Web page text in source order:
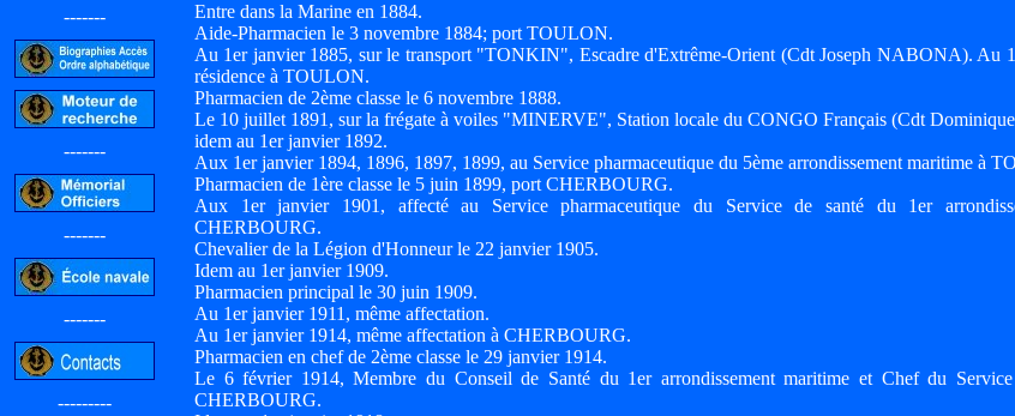
-------
-------
-------
-------
---------
Entre dans la Marine en 1884.
Aide-Pharmacien le 3 novembre 1884; port TOULON.
Au 1er janvier 1885, sur le transport "TONKIN", Escadre d'Extrême-Orient (Cdt Joseph NABONA). Au
résidence à TOULON.
Pharmacien de 2ème classe le 6 novembre 1888.
Le 10 juillet 1891, sur la frégate à voiles "MINERVE", Station locale du CONGO Français (Cdt
idem au 1er janvier 1892.
Aux 1er janvier 1894, 1896, 1897, 1899, au Service pharmaceutique du 5ème arrondissement maritime à
Pharmacien de 1ère classe le 5 juin 1899, port CHERBOURG.
Aux 1er janvier 1901, affecté au Service pharmaceutique du Service de santé du 1er
CHERBOURG.
Chevalier de la Légion d'Honneur le 22 janvier 1905.
Idem au 1er janvier 1909.
Pharmacien principal le 30 juin 1909.
Au 1er janvier 1911, même affectation.
Au 1er janvier 1914, même affectation à CHERBOURG.
Pharmacien en chef de 2ème classe le 29 janvier 1914.
Le 6 février 1914, Membre du Conseil de Santé du 1er arrondissement maritime et Chef du Service
CHERBOURG.